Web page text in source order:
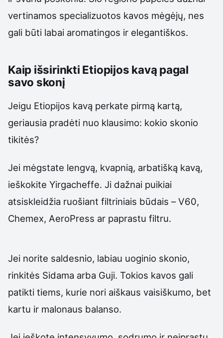
vertinamos specializuotos kavos mėgėjų, nes
gali būti labai aromatingos ir elegantiškos.
Kaip išsirinkti Etiopijos kavą pagal
savo skonį
Jeigu Etiopijos kavą perkate pirmą kartą,
geriausia pradėti nuo klausimo: kokio skonio
tikitės?
Jei mėgstate lengvą, kvapnią, arbatišką kavą,
ieškokite Yirgacheffe. Ji dažnai puikiai
atsiskleidžia ruošiant filtriniais būdais – V60,
Chemex, AeroPress ar paprastu filtru.
Jei norite saldesnio, labiau uoginio skonio,
rinkitės Sidama arba Guji. Tokios kavos gali
patikti tiems, kurie nori aiškaus vaisiškumo, bet
kartu ir malonaus balanso.